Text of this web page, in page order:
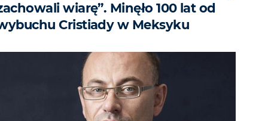
wiarę”. Minęło 100 lat od
Cristiady w Meksyku